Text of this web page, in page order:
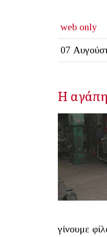
web only
07
Η
γίνουμε